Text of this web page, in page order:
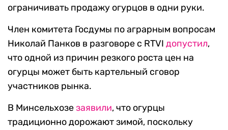
ограничивать продажу огурцов в одни руки.
Член комитета Госдумы по аграрным вопросам
Николай Панков в разговоре с RTVI допустил,
что одной из причин резкого роста цен на
огурцы может быть картельный сговор
участников рынка.
В Минсельхозезаявили, что огурцы
традиционно дорожают зимой, поскольку